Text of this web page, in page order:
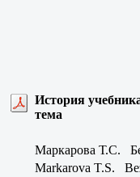
История
тема
Маркарова Т.С.
Markarova T.S.